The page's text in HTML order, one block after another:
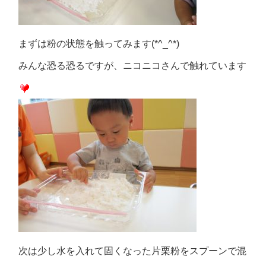
まずは粉の状態を触ってみます(*^_^*)
みんな恐る恐るですが、ニコニコさんで触れています
次は少し水を入れて固くなった片栗粉をスプーンで混